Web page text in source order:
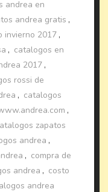
andrea en
andrea gratis ,
invierno 2017 ,
, catalogos en
2017 ,
rossi de
, catalogos
,
zapatos
andrea ,
, compra de
andrea , costo
andrea